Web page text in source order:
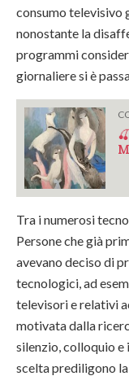
consumo televisivo
nonostante la
programmi
giornaliere si è
Tra i numerosi
Persone che già
avevano deciso di
tecnologici, ad
televisori e relativi
motivata dalla
silenzio, colloquio
scelta prediligono